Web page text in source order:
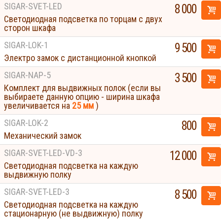
SIGAR-SVET-LED
Светодиодная подсветка по торцам с двух
сторон шкафа
8 000
SIGAR-LOK-1
Электро замок с дистанционной кнопкой
9 500
SIGAR-NAP-5
Комплект для выдвижных полок (если вы
выбираете данную опцию - ширина шкафа
увеличивается на 25 мм)
3 500
SIGAR-LOK-2
Механический замок
800
SIGAR-SVET-LED-VD-3
Светодиодная подсветка на каждую
выдвижную полку
12 000
SIGAR-SVET-LED-3
Светодиодная подсветка на каждую
стационарную (не выдвижную) полку
8 500